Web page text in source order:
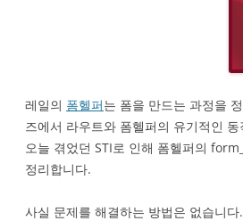
레일의 폼헬퍼는 폼을 만드는 과정을
즈에서 라우트와 폼헬퍼의 유기적인
오늘 겪었던 STI로 인해 폼헬퍼의
정리합니다.
사실 문제를 해결하는 방법은 없습니